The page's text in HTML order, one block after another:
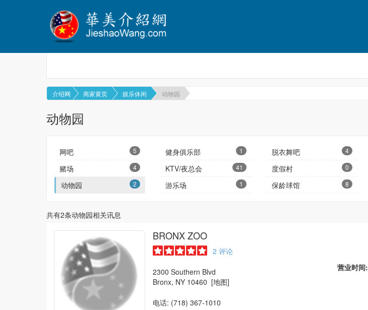
介绍网 商家黄页 娱乐休闲 动物园
动物园
网吧 5 健身俱乐部 1 脱衣舞吧 4
赌场 4 KTV/夜总会 41 度假村 0
动物园 2 游乐场 1 保龄球馆 8
共有2条动物园相关讯息
BRONX ZOO
2 评论
营业时间:
2300 Southern Blvd
Bronx, NY 10460 [地图]
电话: (718) 367-1010